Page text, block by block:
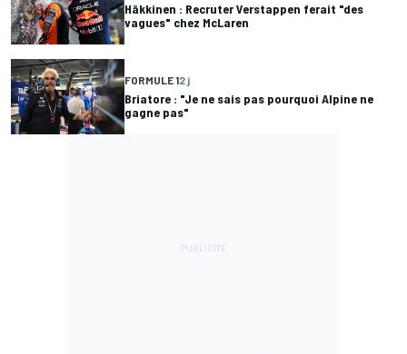
Häkkinen : Recruter Verstappen ferait "des
vagues" chez McLaren
FORMULE 12 j
Briatore : "Je ne sais pas pourquoi Alpine ne
gagne pas"